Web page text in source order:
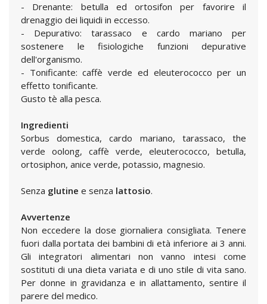
- Drenante: betulla ed ortosifon per favorire il
drenaggio dei liquidi in eccesso.
- Depurativo: tarassaco e cardo mariano per
sostenere le fisiologiche funzioni depurative
dell'organismo.
- Tonificante: caffè verde ed eleuterococco per un
effetto tonificante.
Gusto tè alla pesca.
Ingredienti
Sorbus domestica, cardo mariano, tarassaco, the
verde oolong, caffè verde, eleuterococco, betulla,
ortosiphon, anice verde, potassio, magnesio.
Senza glutine e senza lattosio.
Avvertenze
Non eccedere la dose giornaliera consigliata. Tenere
fuori dalla portata dei bambini di età inferiore ai 3 anni.
Gli integratori alimentari non vanno intesi come
sostituti di una dieta variata e di uno stile di vita sano.
Per donne in gravidanza e in allattamento, sentire il
parere del medico.